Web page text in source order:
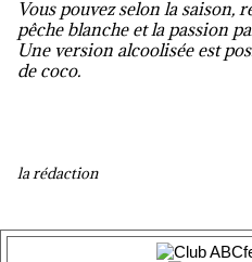
Vous pouvez selon la saison, remplacer la mangue par la
pêche blanche et la passion
Une version alcoolisée est
de coco.
la rédaction